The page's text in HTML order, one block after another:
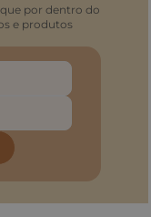
por dentro do
e produtos